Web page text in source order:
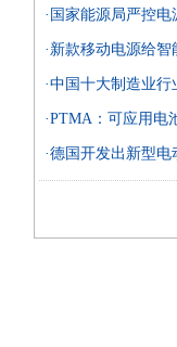
·国家能源局严控
·新款移动电源给
·中国十大制造业
·PTMA：可应用电
·德国开发出新型